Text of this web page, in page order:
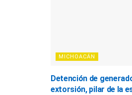
MICHOACÁN
Detención de
extorsión, pilar de la